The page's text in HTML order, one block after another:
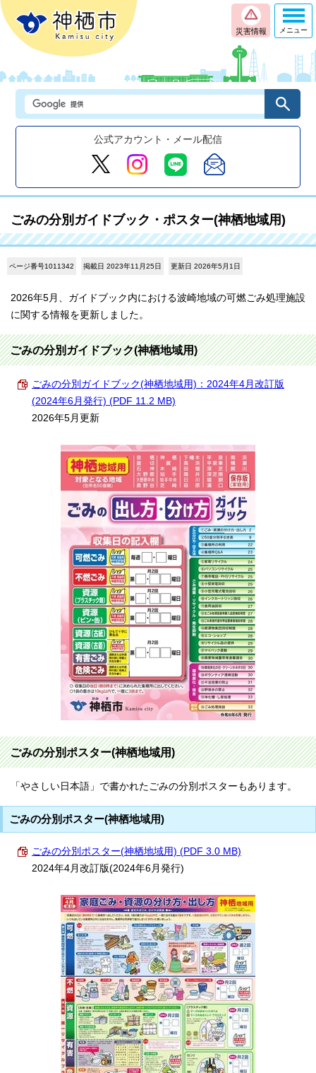
災害情報
公式アカウント・メール配信
メニュー
ごみの分別ガイドブック・ポスター(神栖地域用)
ページ番号1011342 掲載日 2023年11月25日 更新日 2026年5月1日
2026年5月、ガイドブック内における波崎地域の可燃ごみ処理施設
に関する情報を更新しました。
ごみの分別ガイドブック(神栖地域用)
ごみの分別ガイドブック(神栖地域用)：2024年4月改訂版
(2024年6月発行) (PDF 11.2 MB)
2026年5月更新
ごみの分別ポスター(神栖地域用)
「やさしい日本語」で書かれたごみの分別ポスターもあります。
ごみの分別ポスター(神栖地域用)
ごみの分別ポスター(神栖地域用) (PDF 3.0 MB)
2024年4月改訂版(2024年6月発行)